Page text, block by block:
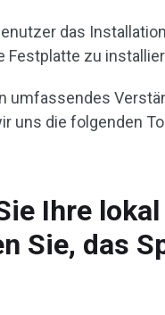
das
Festplatte zu
umfassendes
uns die folgenden
Ihre
Sie, das